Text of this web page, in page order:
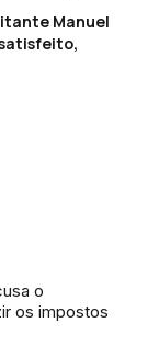
Manuel
o
os impostos